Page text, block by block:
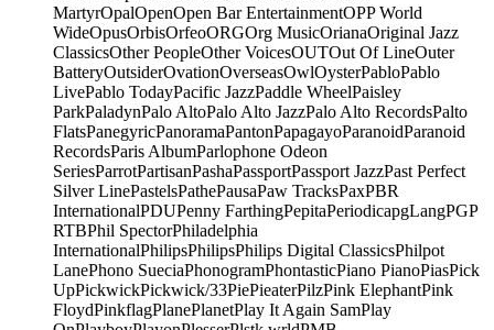
MartyrOpalOpenOpen Bar EntertainmentOPP World
WideOpusOrbisOrfeoORGOrg MusicOrianaOriginal Jazz
ClassicsOther PeopleOther VoicesOUTOut Of LineOuter
BatteryOutsiderOvationOverseasOwlOysterPabloPablo
LivePablo TodayPacific JazzPaddle WheelPaisley
ParkPaladynPalo AltoPalo Alto JazzPalo Alto RecordsPalto
FlatsPanegyricPanoramaPantonPapagayoParanoidParanoid
RecordsParis AlbumParlophone Odeon
SeriesParrotPartisanPashaPassportPassport JazzPast Perfect
Silver LinePastelsPathePausaPaw TracksPaxPBR
InternationalPDUPenny FarthingPepitaPeriodicapgLangPGP
RTBPhil SpectorPhiladelphia
InternationalPhilipsPhilipsPhilips Digital ClassicsPhilpot
LanePhono SueciaPhonogramPhontasticPiano PianoPiasPick
UpPickwickPickwick/33PiePieaterPilzPink ElephantPink
FloydPinkflagPlanePlanetPlay It Again SamPlay